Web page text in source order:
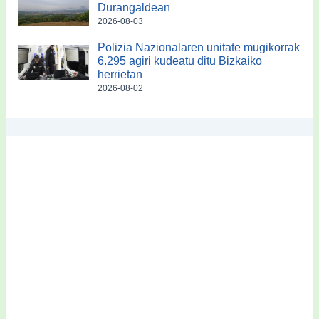
Durangaldean
2026-08-03
Polizia Nazionalaren unitate mugikorrak
6.295 agiri kudeatu ditu Bizkaiko
herrietan
2026-08-02